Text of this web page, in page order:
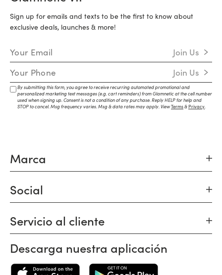
Sign up for emails and texts to be the first to know about
exclusive deals, launches & more!
Email Address Join Us
Mobile Number Join Us
By submitting this form, you agree to receive recurring automated promotional and
personalized marketing text messages (e.g. cart reminders) from Glamnetic at the cell number
used when signing up. Consent is not a condition of any purchase. Reply HELP for help and
STOP to cancel. Msg frequency varies. Msg & data rates may apply. ViewTerms&Privacy.
Marca
Social
Servicio al cliente
Descarga nuestra aplicación